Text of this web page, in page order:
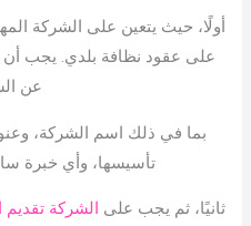
أولًا، حيث يتعين على الشركة
على عقود نظافة بلدي. يجب
عن
بما في ذلك اسم الشركة،
تأسيسها، وأي خبرة
ثانيًا، ثم يجب على الشركة تقديم